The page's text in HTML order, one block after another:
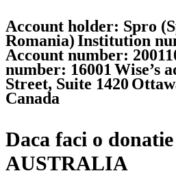
Account holder: Spro
Romania)Institution
Account number:
number: 16001Wise’s
Street, Suite 1420
Canada
Daca faci o
AUSTRALIA